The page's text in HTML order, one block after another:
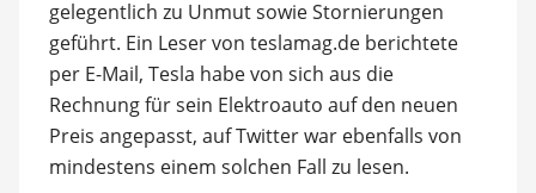
gelegentlich zu Unmut sowie Stornierungen
geführt. Ein Leser von teslamag.de berichtete
per E-Mail, Tesla habe von sich aus die
Rechnung für sein Elektroauto auf den neuen
Preis angepasst, auf Twitter war ebenfalls von
mindestens einem solchen Fall zu lesen.